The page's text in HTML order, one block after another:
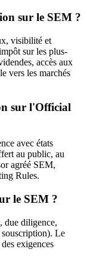
sur le SEM ?
visibilité et
sur les plus-
accès aux
vers les marchés
sur l'Official
avec états
au public, au
agréé SEM,
Rules.
le SEM ?
due diligence,
Le
exigences